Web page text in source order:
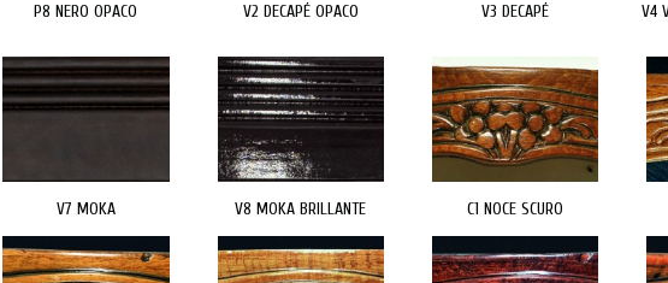
P8 NERO OPACO V2 DECAPÉ OPACO V3 DECAPÉ
V4
V7 MOKA V8 MOKA BRILLANTE C1 NOCE SCURO